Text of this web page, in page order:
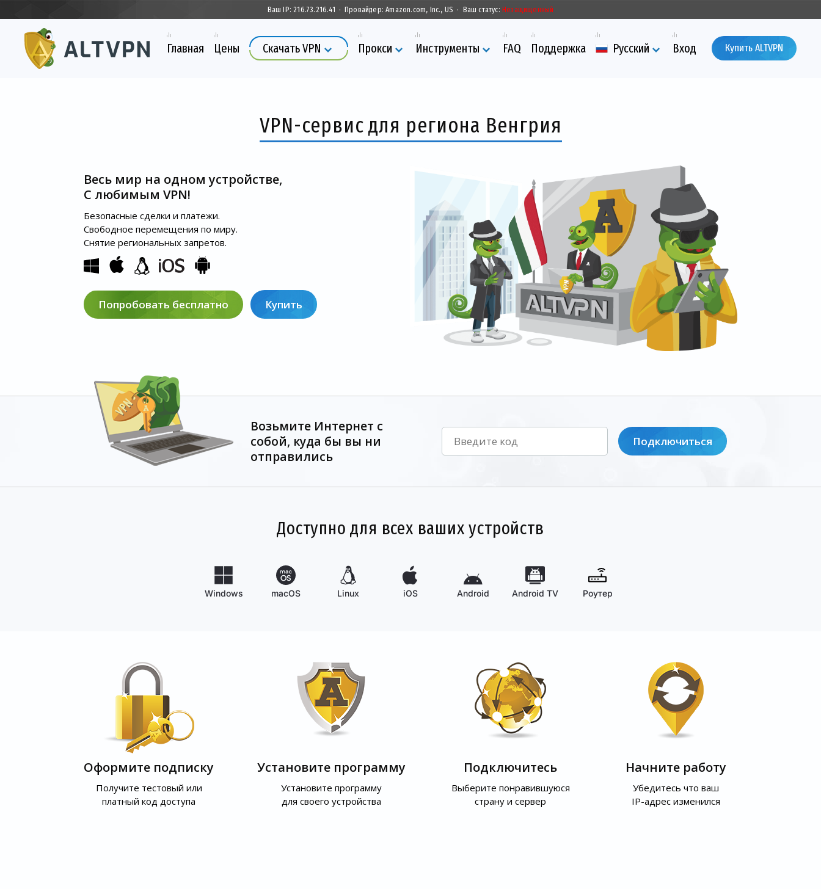
Ваш IP:216.73.216.41 · Провайдер:Amazon.com, Inc., US · Ваш статус: Незащищенный
Главная Цены Скачать VPN Прокси Инструменты FAQ Поддержка Русский Вход Купить ALTVPN
VPN-сервис для региона Венгрия
Весь мир на одном устройстве,
С любимым VPN!
Безопасные сделки и платежи.
Свободное перемещения по миру.
Снятие региональных запретов.
Попробовать бесплатно Купить
Возьмите Интернет с
собой, куда бы вы ни
отправились
Подключиться
Доступно для всех ваших устройств
Windows macOS Linux iOS Android Android TV Роутер
Оформите подписку
Получите тестовый или
платный код доступа
Установите программу
Установите программу
для своего устройства
Подключитесь
Выберите понравившуюся
страну и сервер
Начните работу
Убедитесь что ваш
IP-адрес изменился